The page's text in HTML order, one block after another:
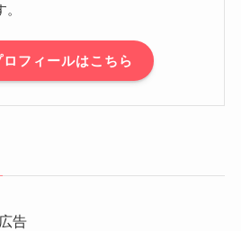
フィールはこちら
告